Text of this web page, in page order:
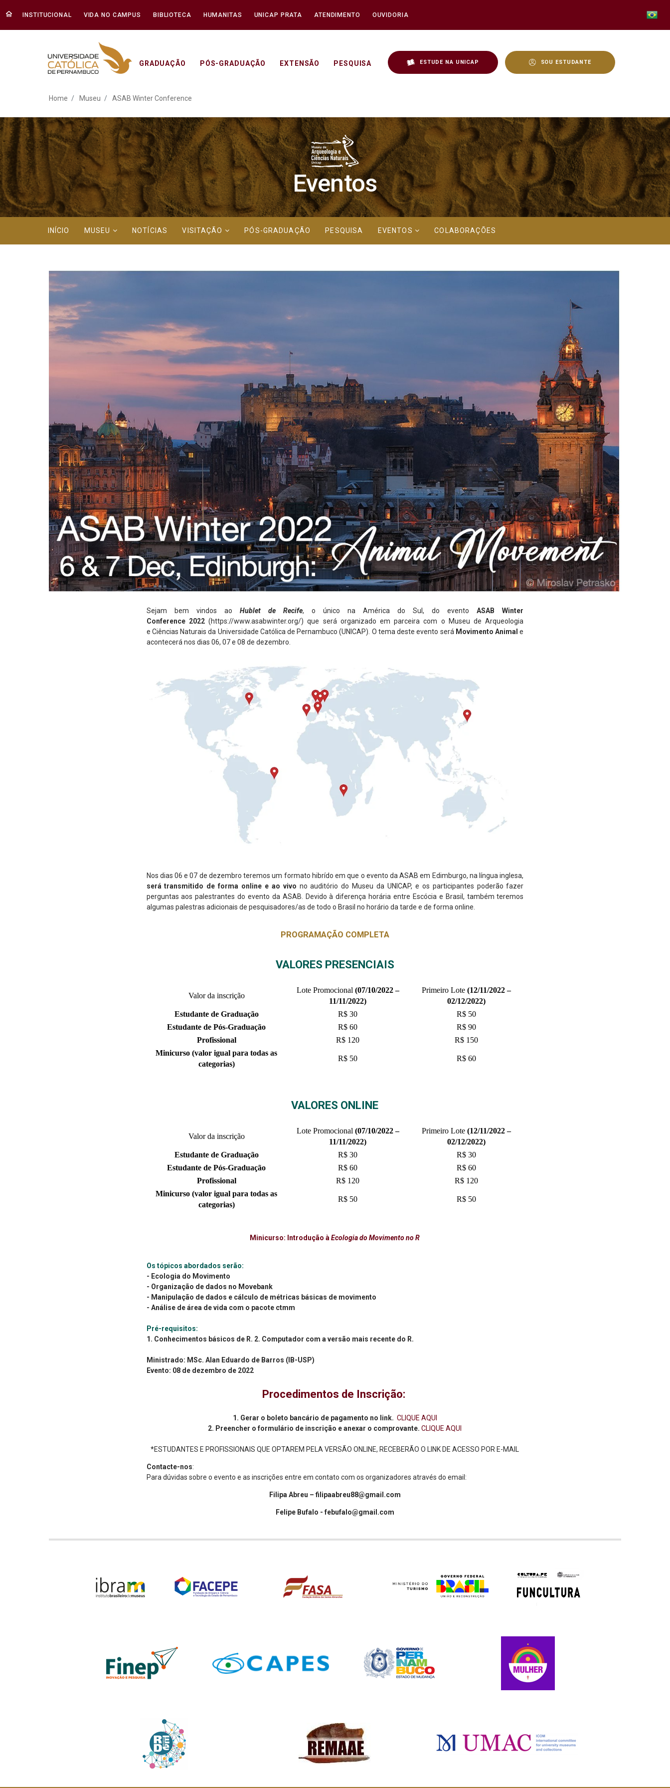
INSTITUCIONAL VIDA NO CAMPUS BIBLIOTECA HUMANITAS UNICAP PRATA ATENDIMENTO OUVIDORIA
GRADUAÇÃO PÓS-GRADUAÇÃO EXTENSÃO PESQUISA ESTUDE NA UNICAP SOU ESTUDANTE
ASAB Winter Conference - Unicap
Home Museu ASAB Winter Conference
Eventos
INÍCIO MUSEU NOTÍCIAS VISITAÇÃO PÓS-GRADUAÇÃO PESQUISA EVENTOS COLABORAÇÕES
Sejam bem vindos ao Hublet de Recife, o único na América do Sul, do eventoASAB Winter
Conference 2022(https://www.asabwinter.org/) que será organizado em parceira com o Museu de Arqueologia
e Ciências Naturais da Universidade Católica de Pernambuco (UNICAP). O tema deste evento será Movimento Animale
acontecerá nos dias 06, 07 e 08 de dezembro.
Nos dias 06 e 07 de dezembro teremos um formato hibrído em que o evento da ASAB em Edimburgo, na língua inglesa,
será transmitido de forma online e ao vivo no auditório do Museu da UNICAP, e os participantes poderão fazer
perguntas aos palestrantes do evento da ASAB. Devido à diferença horária entre Escócia e Brasil, também teremos
algumas palestras adicionais de pesquisadores/as de todo o Brasil no horário da tarde e de forma online.
PROGRAMAÇÃO COMPLETA
VALORES PRESENCIAIS
Valor da inscrição
Lote Promocional (07/10/2022 –
11/11/2022)
Primeiro Lote(12/11/2022 –
02/12/2022)
Estudante de Graduação
R$ 30
R$ 50
Estudante de Pós-Graduação R$ 60
R$ 90
Profissional
R$ 120
R$ 150
Minicurso (valor igual para todas as
categorias)
R$ 50 R$ 60
VALORES ONLINE
Valor da inscrição
Lote Promocional (07/10/2022 –
11/11/2022)
Primeiro Lote(12/11/2022 –
02/12/2022)
Estudante de Graduação
R$ 30
R$ 30
Estudante de Pós-Graduação R$ 60
R$ 60
Profissional
R$ 120
R$ 120
Minicurso (valor igual para todas as
categorias)
R$ 50 R$ 50
Minicurso: Introdução à Ecologia do Movimento no R
Os tópicos abordados serão:
- Ecologia do Movimento
- Organização de dados no Movebank
- Manipulação de dados e cálculo de métricas básicas de movimento
- Análise de área de vida com o pacote ctmm
Pré-requisitos:
1. Conhecimentos básicos de R. 2. Computador com a versão mais recente do R.
Ministrado: MSc. Alan Eduardo de Barros (IB-USP)
Evento: 08 de dezembro de 2022
Procedimentos de Inscrição:
1. Gerar o boleto bancário de pagamento no link. CLIQUE AQUI
2. Preencher o formulário de inscrição e anexar o comprovante.CLIQUE AQUI
*ESTUDANTES E PROFISSIONAIS QUE OPTAREM PELA VERSÃO ONLINE, RECEBERÃO O LINK DE ACESSO POR E-MAIL
Contacte-nos:
Para dúvidas sobre o evento e as inscrições entre em contato com os organizadores através do email:
Filipa Abreu – filipaabreu88@gmail.com
Felipe Bufalo - febufalo@gmail.com